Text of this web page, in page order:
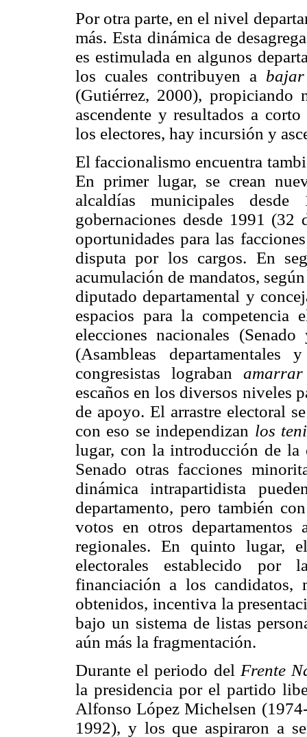
Por otra parte, en el nivel
más. Esta dinámica de
es estimulada en algunos
los cuales contribuyen a
(Gutiérrez, 2000), propiciando
ascendente y resultados a
los electores, hay incursión y
El faccionalismo encuentra
En primer lugar, se crean
alcaldías municipales
gobernaciones desde 1991 (32
oportunidades para las
disputa por los cargos. En
acumulación de mandatos,
diputado departamental y
espacios para la competencia
elecciones nacionales
(Asambleas
congresistas lograban amarrar
escaños en los diversos niveles
de apoyo. El arrastre electoral
con eso se independizan los
lugar, con la introducción de la
Senado otras facciones
dinámica intrapartidista
departamento, pero también
votos en otros
regionales. En quinto lugar,
electorales establecido
financiación a los candidatos,
obtenidos, incentiva la
bajo un sistema de listas
aún más la fragmentación.
Durante el periodo del Frente
la presidencia por el partido
Alfonso López Michelsen
1992), y los que aspiraron a